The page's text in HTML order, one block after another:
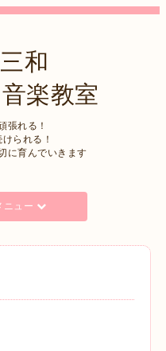
和
楽教室
張れる！
られる！
に育んでいきます
ニュー